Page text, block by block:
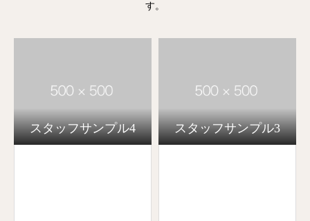
す。
スタッフサンプル4 スタッフサンプル3